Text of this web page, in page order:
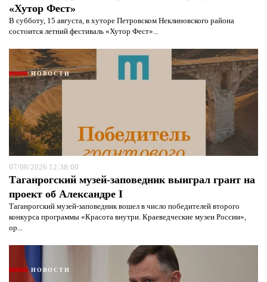
«Хутор Фест»
В субботу, 15 августа, в хуторе Петровском Неклиновского района
состоится летний фестиваль «Хутор Фест»...
НОВОСТИ
07/08/2026 12:38:00
Таганрогский музей-заповедник выиграл грант на
проект об Александре I
Таганрогский музей-заповедник вошел в число победителей второго
конкурса программы «Красота внутри. Краеведческие музеи России»,
ор...
НОВОСТИ